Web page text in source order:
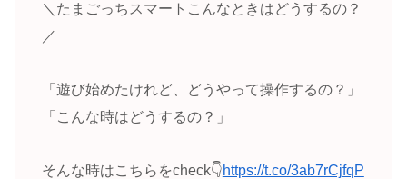
＼たまごっちスマートこんなときはどうするの？
／
「遊び始めたけれど、どうやって操作するの？」
「こんな時はどうするの？」
そんな時はこちらをcheck👇https://t.co/3ab7rCjfqP